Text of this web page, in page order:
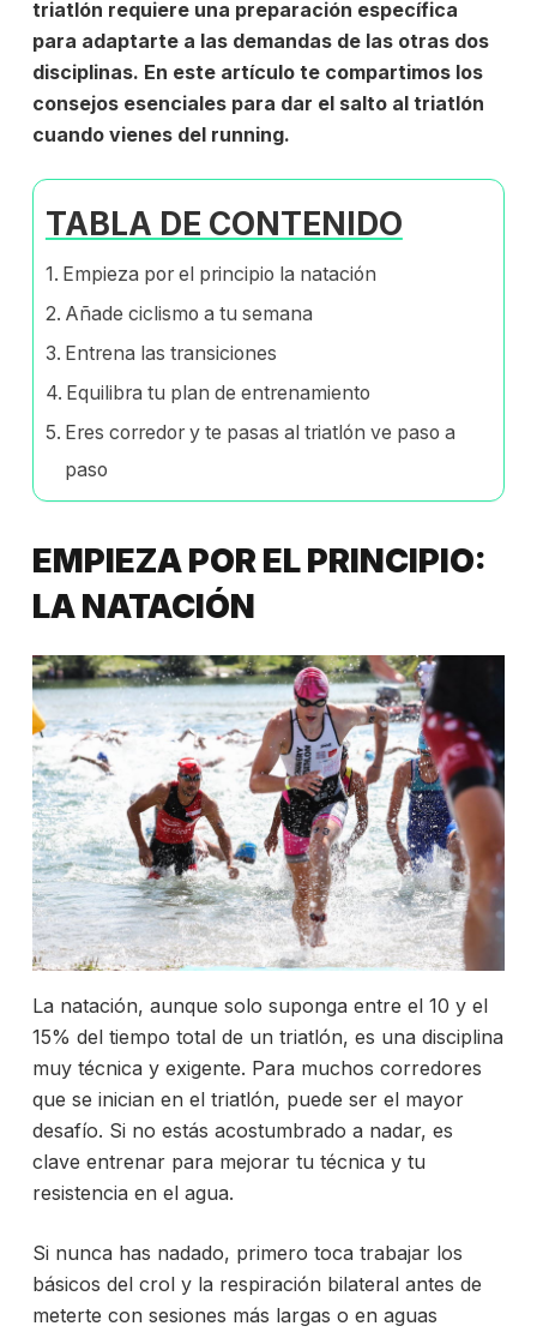
triatlón requiere una preparación específica
para adaptarte a las demandas de las otras dos
disciplinas. En este artículo te compartimos los
consejos esenciales para dar el salto al triatlón
cuando vienes del running.
TABLA DE CONTENIDO
Empieza por el principio la natación
Añade ciclismo a tu semana
Entrena las transiciones
Equilibra tu plan de entrenamiento
Eres corredor y te pasas al triatlón ve paso a
paso
EMPIEZA POR EL PRINCIPIO:
LA NATACIÓN
La natación, aunque solo suponga entre el 10 y el
15% del tiempo total de un triatlón, es una disciplina
muy técnica y exigente. Para muchos corredores
que se inician en el triatlón, puede ser el mayor
desafío. Si no estás acostumbrado a nadar, es
clave entrenar para mejorar tu técnica y tu
resistencia en el agua.
Si nunca has nadado, primero toca trabajar los
básicos del crol y la respiración bilateral antes de
meterte con sesiones más largas o en aguas